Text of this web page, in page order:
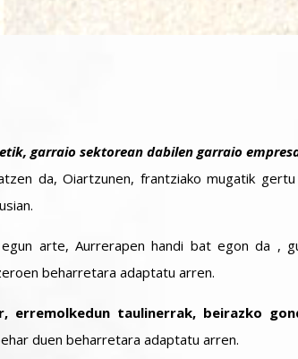
garraio sektorean dabilen garraio
da, Oiartzunen, frantziako mugatik
arte, Aurrerapen handi bat egon da ,
beharretara adaptatu arren.
erremolkedun taulinerrak, beirazko
duen beharretara adaptatu arren.